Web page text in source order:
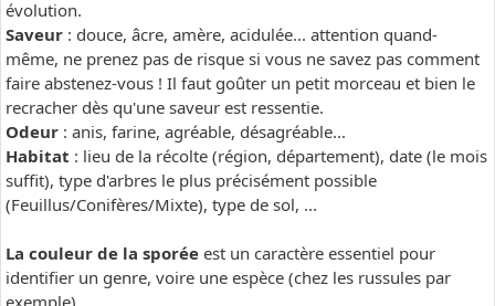
évolution.
Saveur : douce, âcre, amère, acidulée... attention quand-
même, ne prenez pas de risque si vous ne savez pas comment
faire abstenez-vous ! Il faut goûter un petit morceau et bien le
recracher dès qu'une saveur est ressentie.
Odeur : anis, farine, agréable, désagréable...
Habitat : lieu de la récolte (région, département), date (le mois
suffit), type d'arbres le plus précisément possible
(Feuillus/Conifères/Mixte), type de sol, ...
La couleur de la sporée est un caractère essentiel pour
identifier un genre, voire une espèce (chez les russules par